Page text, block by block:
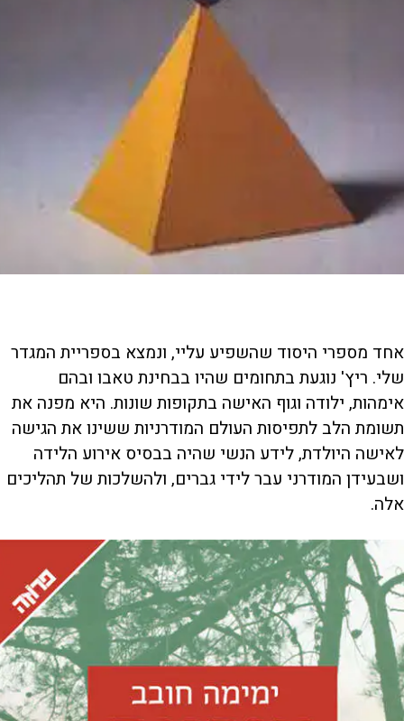
אחד מספרי היסוד שהשפיע עליי, ונמצא בספריית המגדר
שלי. ריץ' נוגעת בתחומים שהיו בבחינת טאבו ובהם
אימהות, ילודה וגוף האישה בתקופות שונות. היא מפנה את
תשומת הלב לתפיסות העולם המודרניות ששינו את הגישה
לאישה היולדת, לידע הנשי שהיה בבסיס אירוע הלידה
ושבעידן המודרני עבר לידי גברים, ולהשלכות של תהליכים
אלה.